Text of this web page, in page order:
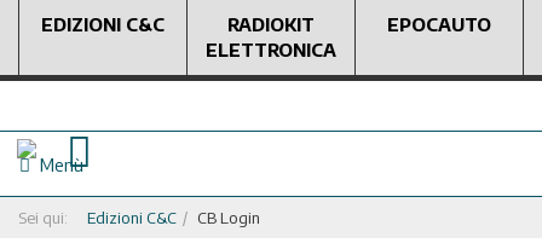
EDIZIONI C&C
RADIOKIT
ELETTRONICA
EPOCAUTO
Menù
Sei qui: Edizioni C&C CB Login